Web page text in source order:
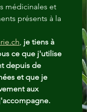
médicinales et
présents à la
, je tiens à
ce que j'utilise
depuis de
et que je
aux